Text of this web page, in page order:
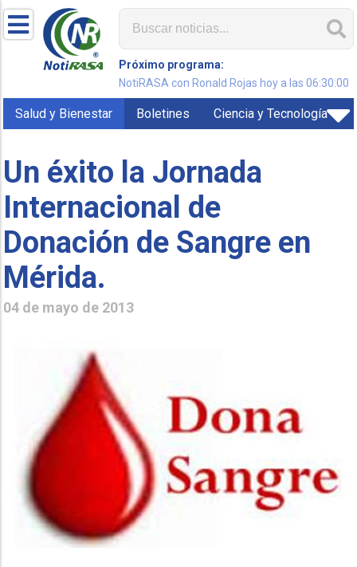
Próximo programa:
NotiRASA con Ronald Rojas hoy a las 06:30:00
Salud y Bienestar Boletines Ciencia y Tecnología
Un éxito la Jornada
Internacional de
Donación de Sangre en
Mérida.
04 de mayo de 2013